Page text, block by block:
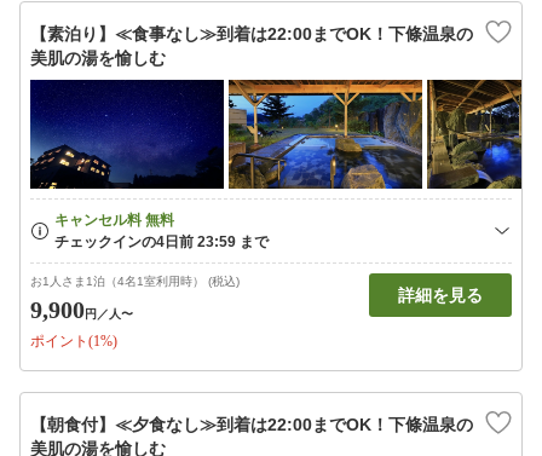
【素泊り】≪食事なし≫到着は22:00までOK！下條温泉の
美肌の湯を愉しむ
お1人さま1泊（4名1室利用時） (税込)
9,900円 ／人〜
ポイント(1%)
詳細を見る
【朝食付】≪夕食なし≫到着は22:00までOK！下條温泉の
美肌の湯を愉しむ